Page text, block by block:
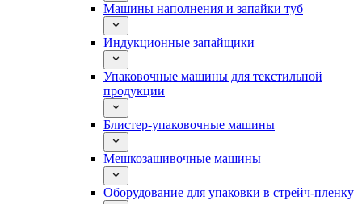
Машины наполнения и запайки туб
Индукционные запайщики
Упаковочные машины для текстильной
продукции
Блистер-упаковочные машины
Мешкозашивочные машины
Оборудование для упаковки в стрейч-пленку